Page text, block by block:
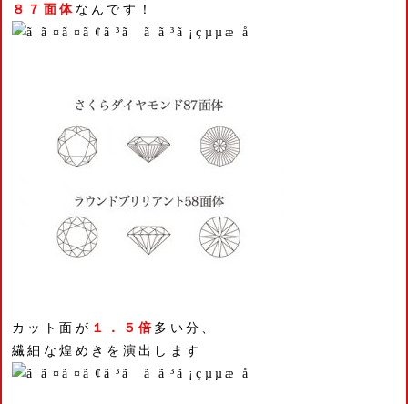
８７面体 なんです！
カット面が １．５倍 多い分、
繊細な煌めきを演出します